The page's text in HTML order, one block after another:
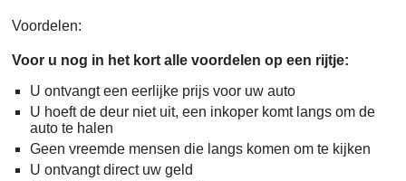
Voordelen:
Voor u nog in het kort alle voordelen op een rijtje:
U ontvangt een eerlijke prijs voor uw auto
U hoeft de deur niet uit, een inkoper komt langs om de
auto te halen
Geen vreemde mensen die langs komen om te kijken
U ontvangt direct uw geld